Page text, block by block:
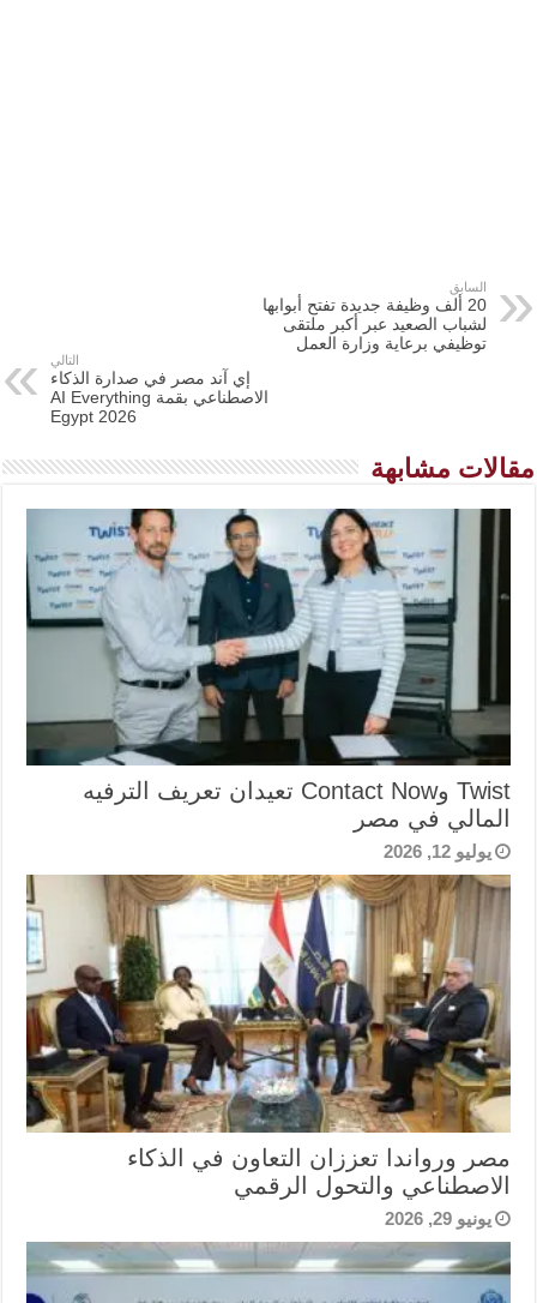
السابق
20 ألف وظيفة جديدة تفتح أبوابها
لشباب الصعيد عبر أكبر ملتقى
توظيفي برعاية وزارة العمل
التالي
إي آند مصر في صدارة الذكاء
الاصطناعي بقمة AI Everything
Egypt 2026
مقالات مشابهة
Twist وContact Now تعيدان تعريف الترفيه
المالي في مصر
يوليو 12, 2026
مصر ورواندا تعززان التعاون في الذكاء
الاصطناعي والتحول الرقمي
يونيو 29, 2026